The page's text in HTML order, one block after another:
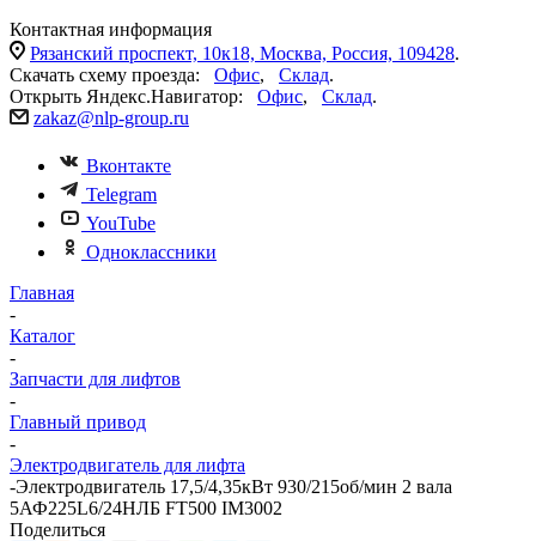
Контактная информация
Рязанский проспект, 10к18, Москва, Россия, 109428.
Скачать схему проезда: Офис, Склад.
Открыть Яндекс.Навигатор: Офис, Склад.
zakaz@nlp-group.ru
Вконтакте
Telegram
YouTube
Одноклассники
Главная
-
Каталог
-
Запчасти для лифтов
-
Главный привод
-
Электродвигатель для лифта
-Электродвигатель 17,5/4,35кВт 930/215об/мин 2 вала
5АФ225L6/24НЛБ FT500 IM3002
Поделиться